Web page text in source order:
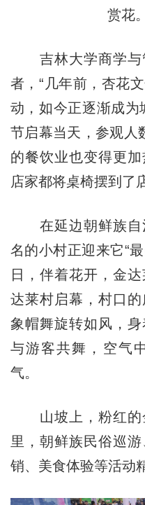
赏花
吉林大学商学与
者，“几年前，杏花
动，如今正逐渐成为
节启幕当天，参观人
的餐饮业也变得更
店家都将桌椅摆到了
在延边朝鲜族自
名的小村正迎来它“
日，伴着花开，金
达莱村启幕，村口的
象帽舞旋转如风，
与游客共舞，空气
气。
山坡上，粉红的
里，朝鲜族民俗巡
销、美食体验等活动